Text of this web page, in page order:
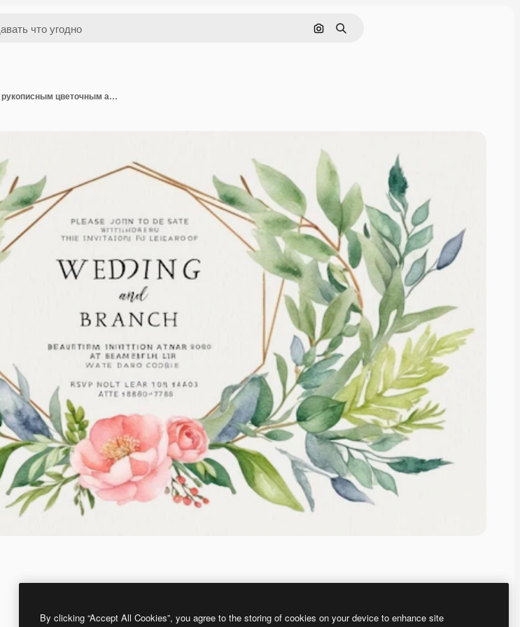
Поиск по изображению
Поиск
Элегантный шаблон приглашения на свадьбу с рукописным цветочным акварельным дизайном
By clicking “Accept All Cookies”, you agree to the storing of cookies on your device to enhance site